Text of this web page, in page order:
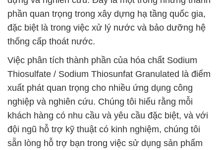
phần quan trọng trong xây dựng hạ tầng quốc gia,
đặc biệt là trong việc xử lý nước và bảo dưỡng hệ
thống cấp thoát nước.
Việc phân tích thành phần của hóa chất Sodium
Thiosulfate / Sodium Thiosunfat Granulated là điểm
xuất phát quan trọng cho nhiều ứng dụng công
nghiệp và nghiên cứu. Chúng tôi hiểu rằng mỗi
khách hàng có nhu cầu và yêu cầu đặc biệt, và với
đội ngũ hỗ trợ kỹ thuật có kinh nghiệm, chúng tôi
sẵn lòng hỗ trợ bạn trong việc sử dụng sản phẩm